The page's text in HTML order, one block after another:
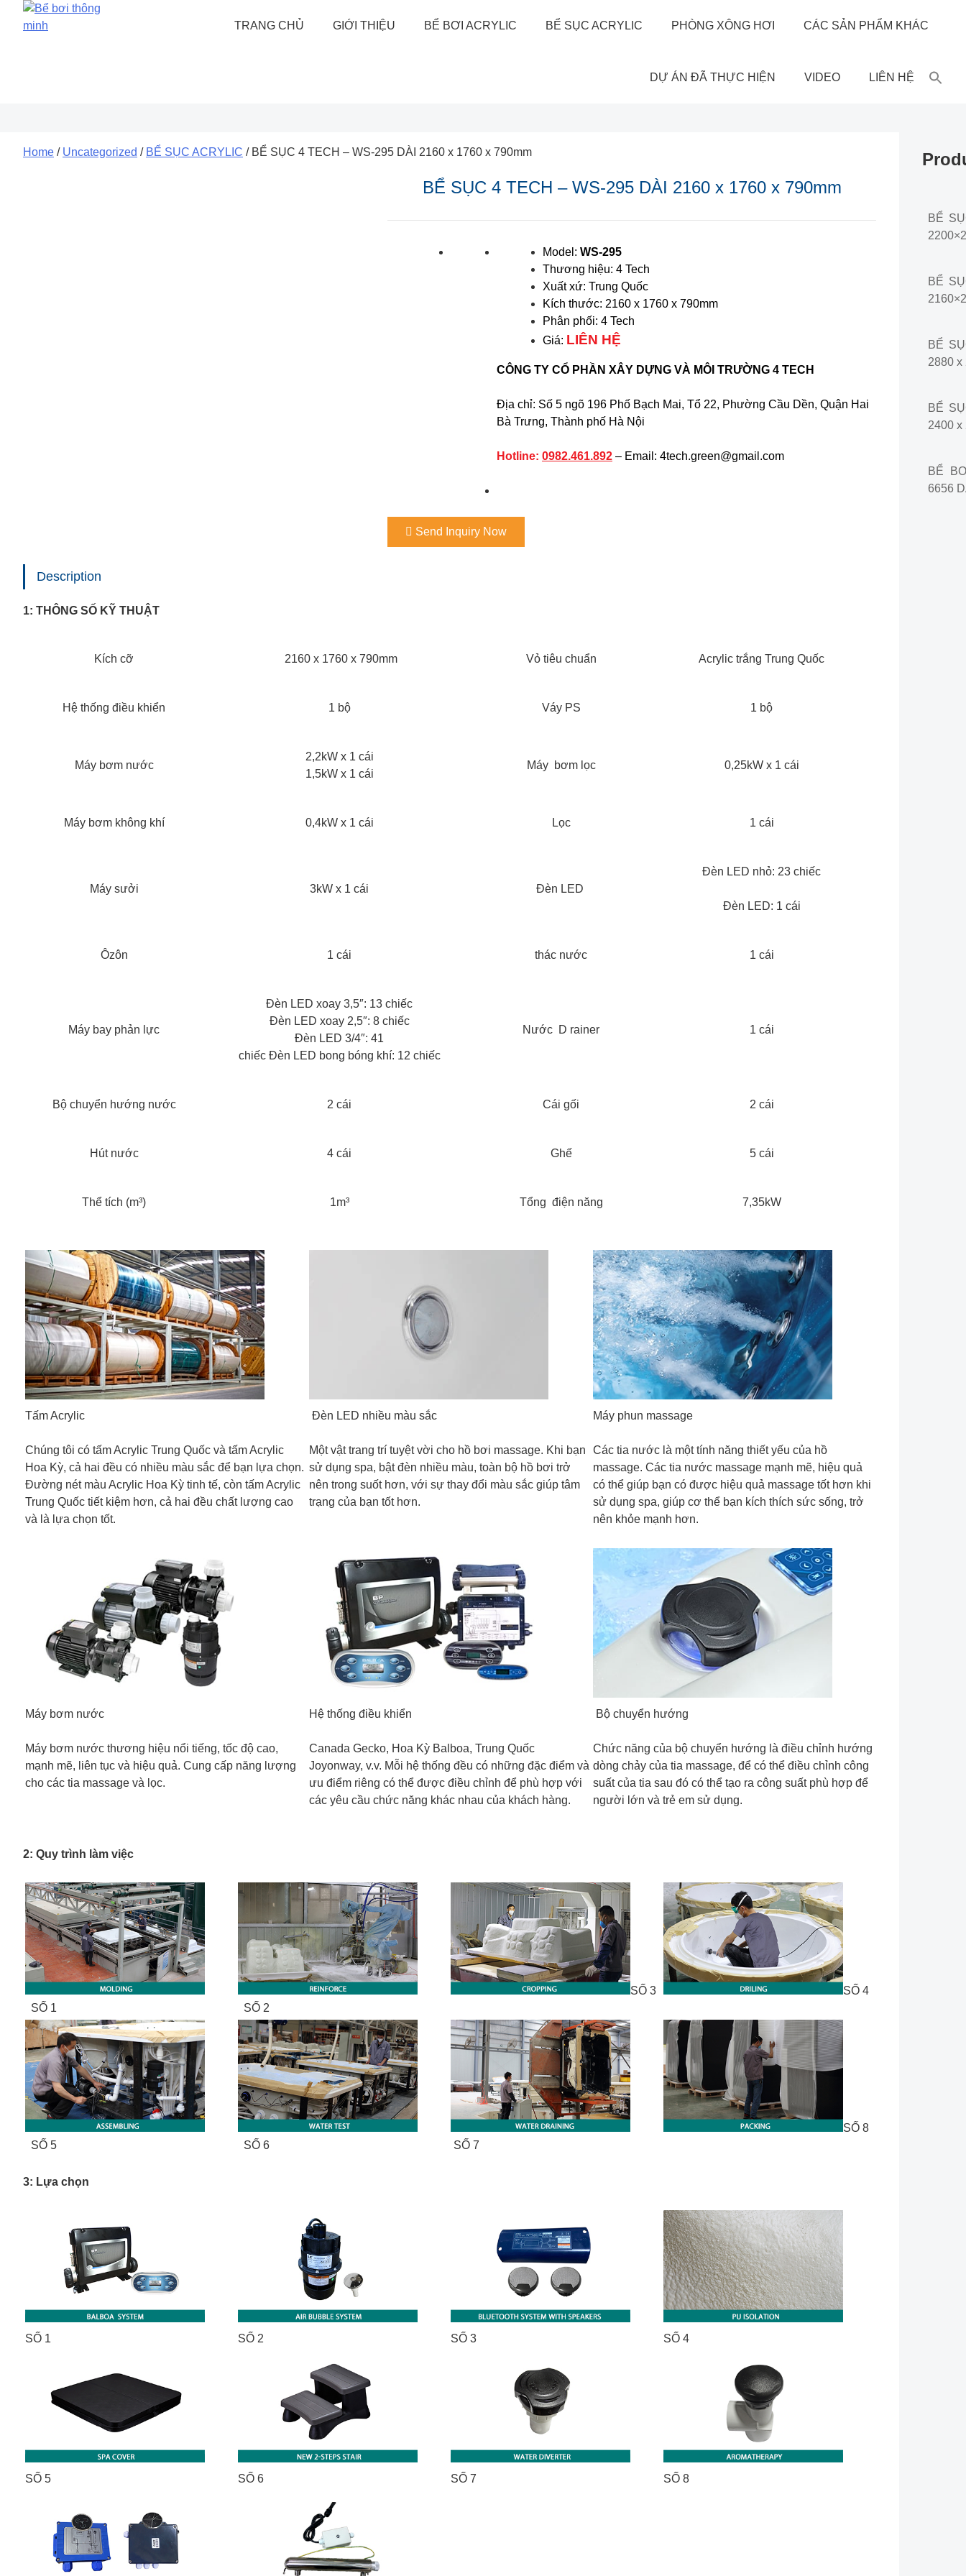
TRANG CHỦ GIỚI THIỆU BỂ BƠI ACRYLIC BỂ SỤC ACRYLIC PHÒNG XÔNG HƠI CÁC SẢN PHẨM KHÁC
DỰ ÁN ĐÃ THỰC HIỆN VIDEO LIÊN HỆ
Home / Uncategorized / BỂ SỤC ACRYLIC / BỂ SỤC 4 TECH – WS-295 DÀI 2160 x 1760 x 790mm
BỂ SỤC 4 TECH – WS-295 DÀI 2160 x 1760 x 790mm
Model: WS-295
Thương hiệu: 4 Tech
Xuất xứ: Trung Quốc
Kích thước: 2160 x 1760 x 790mm
Phân phối: 4 Tech
Giá: LIÊN HỆ
CÔNG TY CỔ PHẦN XÂY DỰNG VÀ MÔI TRƯỜNG 4 TECH
Địa chỉ: Số 5 ngõ 196 Phố Bạch Mai, Tổ 22, Phường Cầu Dền, Quận Hai
Bà Trưng, Thành phố Hà Nội
Hotline: 0982.461.892– Email: 4tech.green@gmail.com
Send Inquiry Now
Description
1: THÔNG SỐ KỸ THUẬT
Kích cỡ 2160 x 1760 x 790mm Vỏ tiêu chuẩn Acrylic trắng Trung Quốc
Hệ thống điều khiển 1 bộ Váy PS 1 bộ
Máy bơm nước
2,2kW x 1 cái
1,5kW x 1 cái
Máy bơm lọc 0,25kW x 1 cái
Máy bơm không khí 0,4kW x 1 cái Lọc 1 cái
Máy sưởi 3kW x 1 cái Đèn LED ​
Đèn LED nhỏ: 23 chiếc
Đèn LED: 1 cái
Ôzôn 1 cái thác nước 1 cái
Máy bay phản lực
Đèn LED xoay 3,5″: 13 chiếc
Đèn LED xoay 2,5″: 8 chiếc
Đèn LED 3/4″: 41
chiếc Đèn LED bong bóng khí: 12 chiếc
Nước D rainer 1 cái
Bộ chuyển hướng nước 2 cái Cái gối 2 cái
Hút nước 4 cái Ghế 5 cái
Thể tích (m³) 1m³ Tổng điện năng 7,35kW
Tấm Acrylic
Chúng tôi có tấm Acrylic Trung Quốc và tấm Acrylic
Hoa Kỳ, cả hai đều có nhiều màu sắc để bạn lựa chọn.
Đường nét màu Acrylic Hoa Kỳ tinh tế, còn tấm Acrylic
Trung Quốc tiết kiệm hơn, cả hai đều chất lượng cao
và là lựa chọn tốt.
Đèn LED nhiều màu sắc
Một vật trang trí tuyệt vời cho hồ bơi massage. Khi bạn
sử dụng spa, bật đèn nhiều màu, toàn bộ hồ bơi trở
nên trong suốt hơn, với sự thay đổi màu sắc giúp tâm
trạng của bạn tốt hơn.
Máy phun massage
Các tia nước là một tính năng thiết yếu của hồ
massage. Các tia nước massage mạnh mẽ, hiệu quả
có thể giúp bạn có được hiệu quả massage tốt hơn khi
sử dụng spa, giúp cơ thể bạn kích thích sức sống, trở
nên khỏe mạnh hơn.
Máy bơm nước
Máy bơm nước thương hiệu nổi tiếng, tốc độ cao,
mạnh mẽ, liên tục và hiệu quả. Cung cấp năng lượng
cho các tia massage và lọc.
Hệ thống điều khiển
Canada Gecko, Hoa Kỳ Balboa, Trung Quốc
Joyonway, v.v. Mỗi hệ thống đều có những đặc điểm và
ưu điểm riêng có thể được điều chỉnh để phù hợp với
các yêu cầu chức năng khác nhau của khách hàng.
Bộ chuyển hướng
Chức năng của bộ chuyển hướng là điều chỉnh hướng
dòng chảy của tia massage, để có thể điều chỉnh công
suất của tia sau đó có thể tạo ra công suất phù hợp để
người lớn và trẻ em sử dụng.
2: Quy trình làm việc
SỐ 1 SỐ 2
SỐ 3 SỐ 4
SỐ 5 SỐ 6 SỐ 7
SỐ 8
3: Lựa chọn
SỐ 1 SỐ 2 SỐ 3 SỐ 4
SỐ 5 SỐ 6 SỐ 7 SỐ 8
BỂ
BỂ
BỂ
2880 x
BỂ
2400 x
BỂ
6656